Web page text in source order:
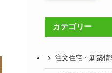
カテゴリー
注文住宅・新築情